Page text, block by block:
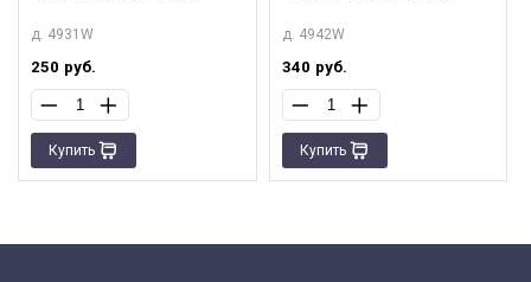
д. 4931W
250 руб.
Купить
д. 4942W
340 руб.
Купить